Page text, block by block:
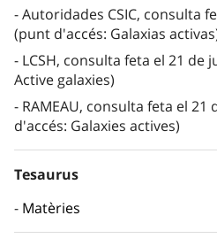
Autoridades CSIC, consulta
(punt d'accés: Galaxias
LCSH, consulta feta el 21 de
Active galaxies)
RAMEAU, consulta feta el 21
d'accés: Galaxies actives)
Tesaurus
Matèries